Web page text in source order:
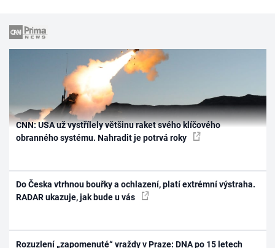
CNN: USA už vystřílely většinu raket svého klíčového
obranného systému. Nahradit je potrvá roky
Do Česka vtrhnou bouřky a ochlazení, platí extrémní výstraha.
RADAR ukazuje, jak bude u vás
Rozuzlení „zapomenuté“ vraždy v Praze: DNA po 15 letech